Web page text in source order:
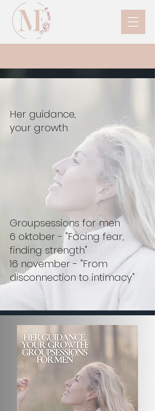
Her guidance,
your growth
Groupsessions for men
6 oktober - "Facing fear,
finding strength"
16 november - "From
disconnection to intimacy"